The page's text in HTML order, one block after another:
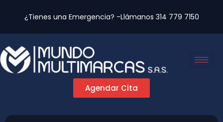
¿Tienes una Emergencia? -Llámanos 314 779 7150
Agendar Cita